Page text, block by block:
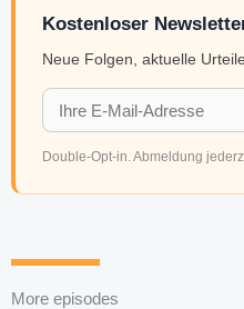
Kostenloser
Neue Folgen, aktuelle
Double-Opt-in. Abmeldung
More episodes